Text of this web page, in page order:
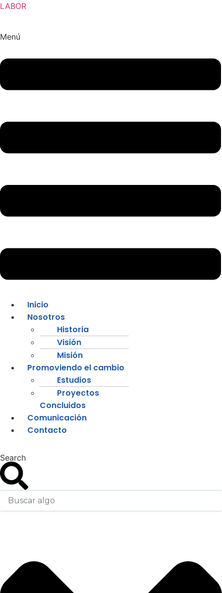
LABOR
Menú
Inicio
Nosotros
Historia
Visión
Misión
Promoviendo el cambio
Estudios
Proyectos
Concluidos
Comunicación
Contacto
Search